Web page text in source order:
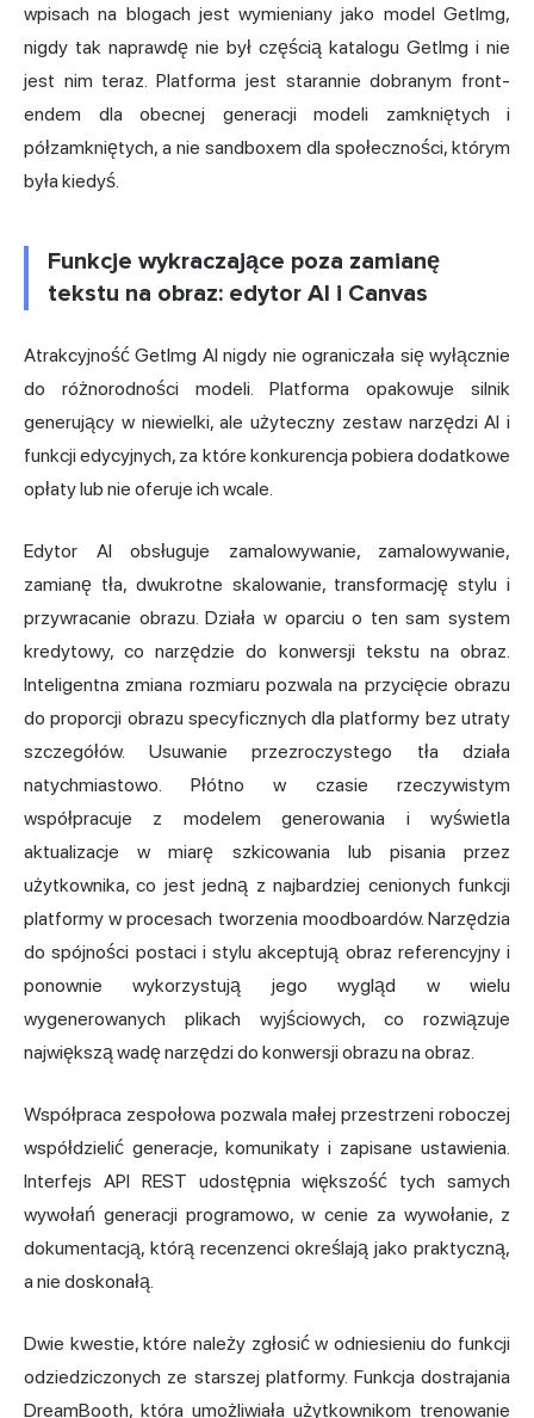
wpisach na blogach jest wymieniany jako model GetImg,
nigdy tak naprawdę nie był częścią katalogu GetImg i nie
jest nim teraz. Platforma jest starannie dobranym front-
endem dla obecnej generacji modeli zamkniętych i
półzamkniętych, a nie sandboxem dla społeczności, którym
była kiedyś.
Funkcje wykraczające poza zamianę
tekstu na obraz: edytor AI i Canvas
Atrakcyjność GetImg AI nigdy nie ograniczała się wyłącznie
do różnorodności modeli. Platforma opakowuje silnik
generujący w niewielki, ale użyteczny zestaw narzędzi AI i
funkcji edycyjnych, za które konkurencja pobiera dodatkowe
opłaty lub nie oferuje ich wcale.
Edytor AI obsługuje zamalowywanie, zamalowywanie,
zamianę tła, dwukrotne skalowanie, transformację stylu i
przywracanie obrazu. Działa w oparciu o ten sam system
kredytowy, co narzędzie do konwersji tekstu na obraz.
Inteligentna zmiana rozmiaru pozwala na przycięcie obrazu
do proporcji obrazu specyficznych dla platformy bez utraty
szczegółów. Usuwanie przezroczystego tła działa
natychmiastowo. Płótno w czasie rzeczywistym
współpracuje z modelem generowania i wyświetla
aktualizacje w miarę szkicowania lub pisania przez
użytkownika, co jest jedną z najbardziej cenionych funkcji
platformy w procesach tworzenia moodboardów. Narzędzia
do spójności postaci i stylu akceptują obraz referencyjny i
ponownie wykorzystują jego wygląd w wielu
wygenerowanych plikach wyjściowych, co rozwiązuje
największą wadę narzędzi do konwersji obrazu na obraz.
Współpraca zespołowa pozwala małej przestrzeni roboczej
współdzielić generacje, komunikaty i zapisane ustawienia.
Interfejs API REST udostępnia większość tych samych
wywołań generacji programowo, w cenie za wywołanie, z
dokumentacją, którą recenzenci określają jako praktyczną,
a nie doskonałą.
Dwie kwestie, które należy zgłosić w odniesieniu do funkcji
odziedziczonych ze starszej platformy. Funkcja dostrajania
DreamBooth, która umożliwiała użytkownikom trenowanie